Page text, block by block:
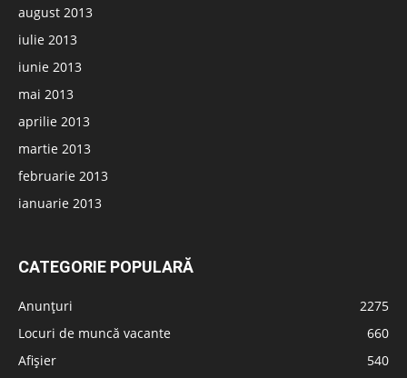
august 2013
iulie 2013
iunie 2013
mai 2013
aprilie 2013
martie 2013
februarie 2013
ianuarie 2013
CATEGORIE POPULARĂ
Anunțuri
2275
Locuri de muncă vacante
660
Afișier
540